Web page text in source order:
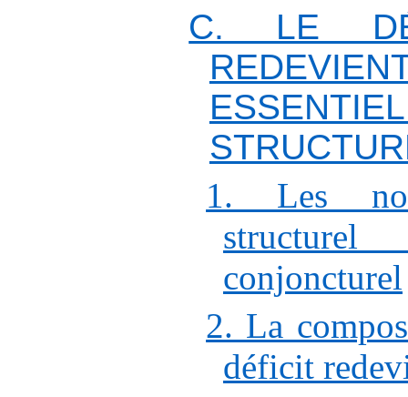
C. LE
1. Les
conjoncturel
2. La
déficit